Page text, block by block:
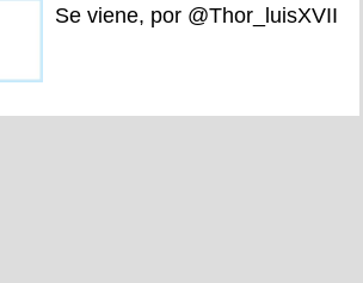
Se viene, por @Thor_luisXVII